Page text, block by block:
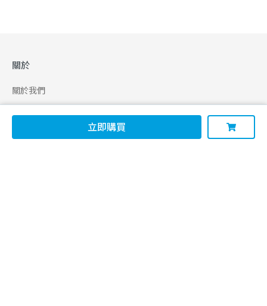
立即購買
關於
關於我們
合作申請